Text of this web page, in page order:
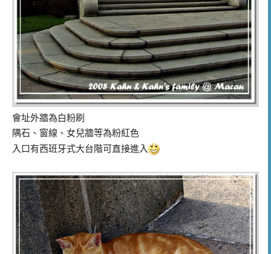
會址外牆為白粉刷
隅石、窗線、女兒牆等為粉紅色
入口有西班牙式大台階可直接進入